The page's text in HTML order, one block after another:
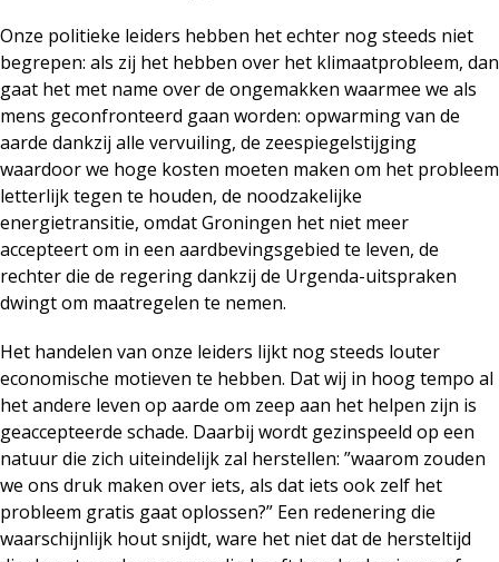
Onze politieke leiders hebben het echter nog steeds niet
begrepen: als zij het hebben over het klimaatprobleem, dan
gaat het met name over de ongemakken waarmee we als
mens geconfronteerd gaan worden: opwarming van de
aarde dankzij alle vervuiling, de zeespiegelstijging
waardoor we hoge kosten moeten maken om het probleem
letterlijk tegen te houden, de noodzakelijke
energietransitie, omdat Groningen het niet meer
accepteert om in een aardbevingsgebied te leven, de
rechter die de regering dankzij de Urgenda-uitspraken
dwingt om maatregelen te nemen.
Het handelen van onze leiders lijkt nog steeds louter
economische motieven te hebben. Dat wij in hoog tempo al
het andere leven op aarde om zeep aan het helpen zijn is
geaccepteerde schade. Daarbij wordt gezinspeeld op een
natuur die zich uiteindelijk zal herstellen: ”waarom zouden
we ons druk maken over iets, als dat iets ook zelf het
probleem gratis gaat oplossen?” Een redenering die
waarschijnlijk hout snijdt, ware het niet dat de hersteltijd